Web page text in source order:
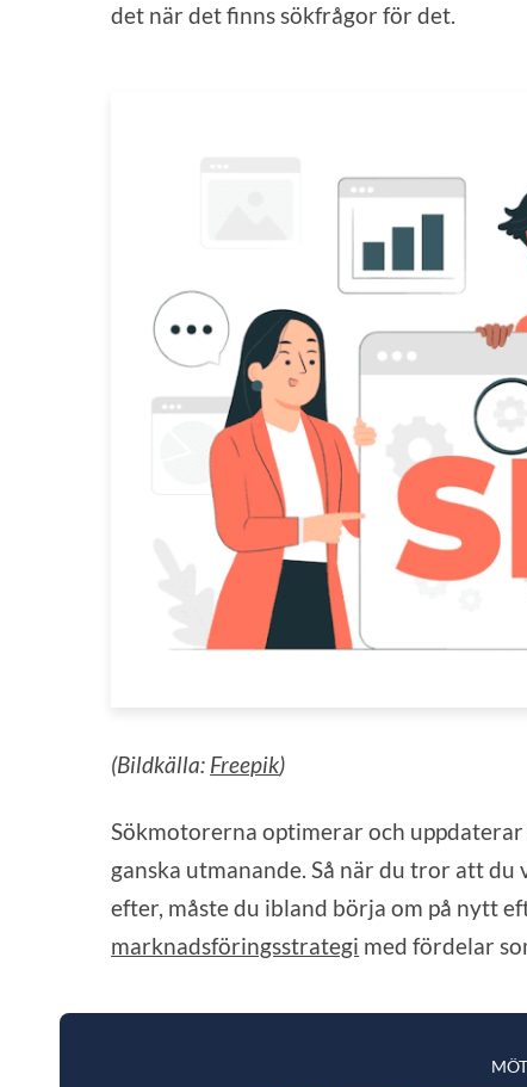
det när det finns sökfrågor för det.
(Bildkälla: Freepik)
Sökmotorerna optimerar och
ganska utmanande. Så när du tror att
efter, måste du ibland börja om på nytt
marknadsföringsstrategi med fördelar